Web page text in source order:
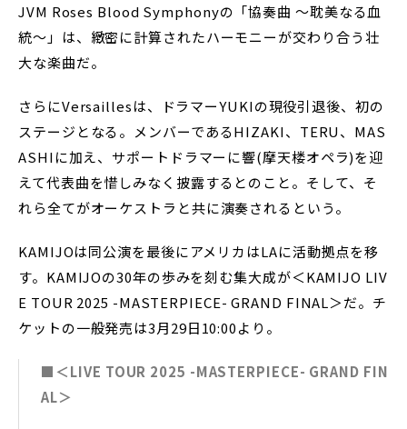
JVM Roses Blood Symphonyの「協奏曲 ～耽美なる血
統～」は、緻密に計算されたハーモニーが交わり合う壮
大な楽曲だ。
さらにVersaillesは、ドラマーYUKIの現役引退後、初の
ステージとなる。メンバーであるHIZAKI、TERU、MAS
ASHIに加え、サポートドラマーに響(摩天楼オペラ)を迎
えて代表曲を惜しみなく披露するとのこと。そして、そ
れら全てがオーケストラと共に演奏されるという。
KAMIJOは同公演を最後にアメリカはLAに活動拠点を移
す。KAMIJOの30年の歩みを刻む集大成が＜KAMIJO LIV
E TOUR 2025 -MASTERPIECE- GRAND FINAL＞だ。チ
ケットの一般発売は3月29日10:00より。
■＜LIVE TOUR 2025 -MASTERPIECE- GRAND FIN
AL＞